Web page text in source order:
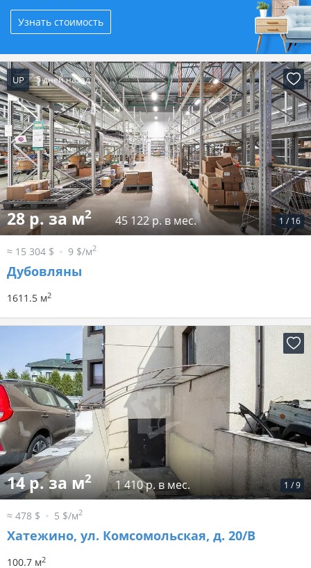
Узнать стоимость
UP 5 дней назад
1 / 16
28 р. за м2 45 122 р. в мес.
≈ 15 304 $ 9 $/м2
Дубовляны
1611.5 м2
1 /9
14 р. за м2 1 410 р. в мес.
≈ 478 $ 5 $/м2
Хатежино, ул. Комсомольская, д. 20/В
100.7 м2